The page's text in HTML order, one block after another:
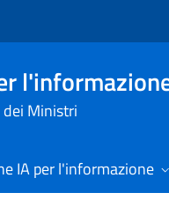
dei Ministri
IA per l'informazione